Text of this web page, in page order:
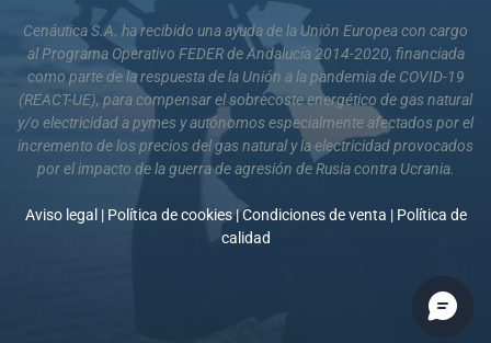
Cenáutica S.A. ha recibido una ayuda de la Unión Europea con cargo
al Programa Operativo FEDER de Andalucía 2014-2020, financiada
como parte de la respuesta de la Unión a la pandemia de COVID-19
(REACT-UE), para compensar el sobrecoste energético de gas natural
y/o electricidad a pymes y autónomos especialmente afectados por el
incremento de los precios del gas natural y la electricidad provocados
por el impacto de la guerra de agresión de Rusia contra Ucrania.
Aviso legal | Política de cookies|Condiciones de venta | Política de
calidad